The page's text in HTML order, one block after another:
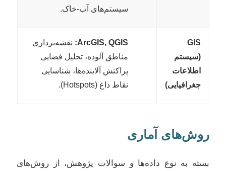
سیستم‌های آب-خاک.
GIS
(سیستم
اطلاعات
جغرافیایی)
ArcGIS, QGIS:
نقشه‌برداری
مناطق آلوده، تحلیل فضایی
پراکنش آلاینده‌ها، شناسایی
نقاط داغ (Hotspots).
روش‌های آماری
بسته به نوع داده‌ها و سوالات پژوهش، از روش‌های